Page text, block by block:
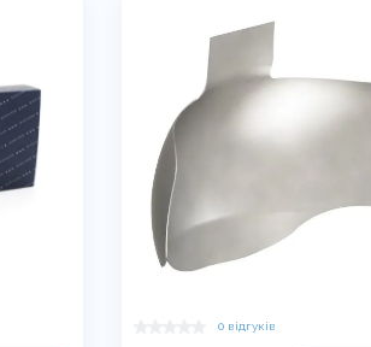
сторінці
товару
0 відгуків